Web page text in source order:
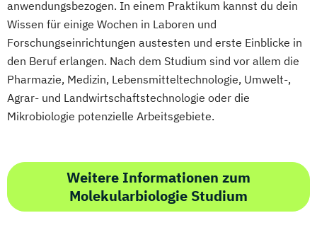
(Lehramt)
Ingenieurwissenschaften
Inklusive Pädagogik mit Fokus Behinderung
(Lehramt)
Instrumentalmusikerziehung (Lehramt)
Italienisch (Lehramt)
Jüdische Kulturgeschichte
Katholische Religion (Lehramt)
Katholische Religionspädagogik
Katholische Theologie
anwendungsbezogen. In einem Praktikum kannst du dein
Wissen für einige Wochen in Laboren und
Forschungseinrichtungen austesten und erste Einblicke in
den Beruf erlangen. Nach dem Studium sind vor allem die
Pharmazie, Medizin, Lebensmitteltechnologie, Umwelt-,
Agrar- und Landwirtschaftstechnologie oder die
Mikrobiologie potenzielle Arbeitsgebiete.
Weitere Informationen zum
Molekularbiologie Studium